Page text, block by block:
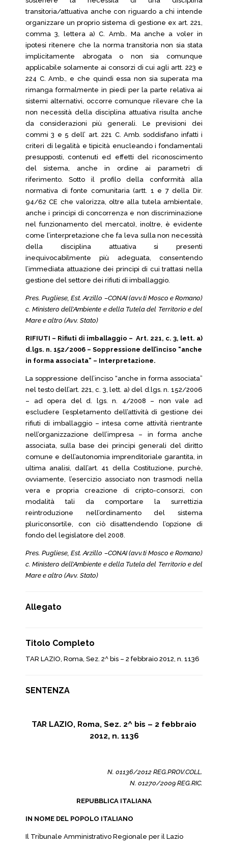
transitoria/attuativa anche con riguardo a chi intende
organizzare un proprio sistema di gestione ex art. 221,
comma 3, lettera a) C. Amb.. Ma anche a voler in
ipotesi ritenere che la norma transitoria non sia stata
implicitamente abrogata o non sia comunque
applicabile solamente ai consorzi di cui agli artt. 223 e
224 C. Amb., e che quindi essa non sia superata ma
rimanga formalmente in piedi per la parte relativa ai
sistemi alternativi, occorre comunque rilevare che la
non necessità della disciplina attuativa risulta anche
da considerazioni più generali. Le previsioni dei
commi 3 e 5 dell’ art. 221 C. Amb. soddisfano infatti i
criteri di legalità e tipicità enucleando i fondamentali
presupposti, contenuti ed effetti del riconoscimento
del sistema, anche in ordine ai parametri di
riferimento. Sotto il profilo della conformità alla
normativa di fonte comunitaria (artt. 1 e 7 della Dir.
94/62 CE che valorizza, oltre alla tutela ambientale,
anche i principi di concorrenza e non discriminazione
nel funzionamento del mercato), inoltre, è evidente
come l’interpretazione che fa leva sulla non necessità
della disciplina attuativa si presenti
inequivocabilmente più adeguata, consentendo
l’immediata attuazione dei principi di cui trattasi nella
gestione del settore dei rifiuti di imballaggio.
Pres. Pugliese, Est. Arzillo –CONAI (avv.ti Mosco e Romano)
c. Ministero dell’Ambiente e della Tutela del Territorio e del
Mare e altro (Avv. Stato)
RIFIUTI – Rifiuti di imballaggio – Art. 221, c. 3, lett. a)
d.lgs. n. 152/2006 – Soppressione dell’inciso “anche
in forma associata” – Interpretazione.
La soppressione dell’inciso “anche in forma associata”
nel testo dell’art. 221, c. 3, lett. a) del d.lgs. n. 152/2006
– ad opera del d. lgs. n. 4/2008 – non vale ad
escludere l’espletamento dell’attività di gestione dei
rifiuti di imballaggio – intesa come attività rientrante
nell’organizzazione dell’impresa – in forma anche
associata, sulla base dei principi generali del diritto
comune e dell’autonomia imprenditoriale garantita, in
ultima analisi, dall’art. 41 della Costituzione, purchè,
ovviamente, l’esercizio associato non trasmodi nella
vera e propria creazione di cripto-consorzi, con
modalità tali da comportare la surrettizia
reintroduzione nell’ordinamento del sistema
pluriconsortile, con ciò disattendendo l’opzione di
fondo del legislatore del 2008.
Pres. Pugliese, Est. Arzillo –CONAI (avv.ti Mosco e Romano)
c. Ministero dell’Ambiente e della Tutela del Territorio e del
Mare e altro (Avv. Stato)
Allegato
Titolo Completo
TAR LAZIO, Roma, Sez. 2^ bis – 2 febbraio 2012, n. 1136
SENTENZA
TAR LAZIO, Roma, Sez. 2^ bis – 2 febbraio
2012, n. 1136
N. 01136/2012 REG.PROV.COLL.
N. 01270/2009 REG.RIC.
REPUBBLICA ITALIANA
IN NOME DEL POPOLO ITALIANO
Il Tribunale Amministrativo Regionale per il Lazio